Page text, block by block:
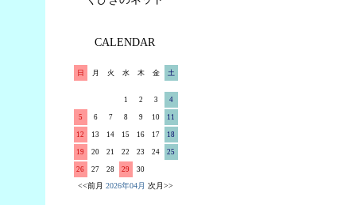
CALENDAR
日 月 火 水 木 金 土
1 2 3 4
5 6 7 8 9 10 11
12 13 14 15 16 17 18
19 20 21 22 23 24 25
26 27 28 29 30
<<前月 2026年04月 次月>>